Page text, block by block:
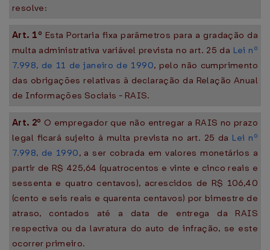
resolve:
Art. 1º Esta Portaria fixa parâmetros para a gradação da
multa administrativa variável prevista no art. 25 da Lei nº
7.998, de 11 de janeiro de 1990, pelo não cumprimento
das obrigações relativas à declaração da Relação Anual
de Informações Sociais - RAIS.
Art. 2º O empregador que não entregar a RAIS no prazo
legal ficará sujeito à multa prevista no art. 25 da Lei nº
7.998, de 1990, a ser cobrada em valores monetários a
partir de R$ 425,64 (quatrocentos e vinte e cinco reais e
sessenta e quatro centavos), acrescidos de R$ 106,40
(cento e seis reais e quarenta centavos) por bimestre de
atraso, contados até a data de entrega da RAIS
respectiva ou da lavratura do auto de infração, se este
ocorrer primeiro.